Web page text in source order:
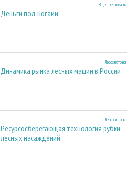
В центре внимания
Деньги под ногами
Лесозаготовка
Динамика рынка лесных машин в России
Лесозаготовка
Ресурсосберегающая технология рубки
лесных насаждений